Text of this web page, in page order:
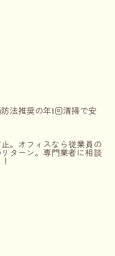
法推奨の年1回清掃で安
。オフィスなら従業員の
ターン。専門業者に相談